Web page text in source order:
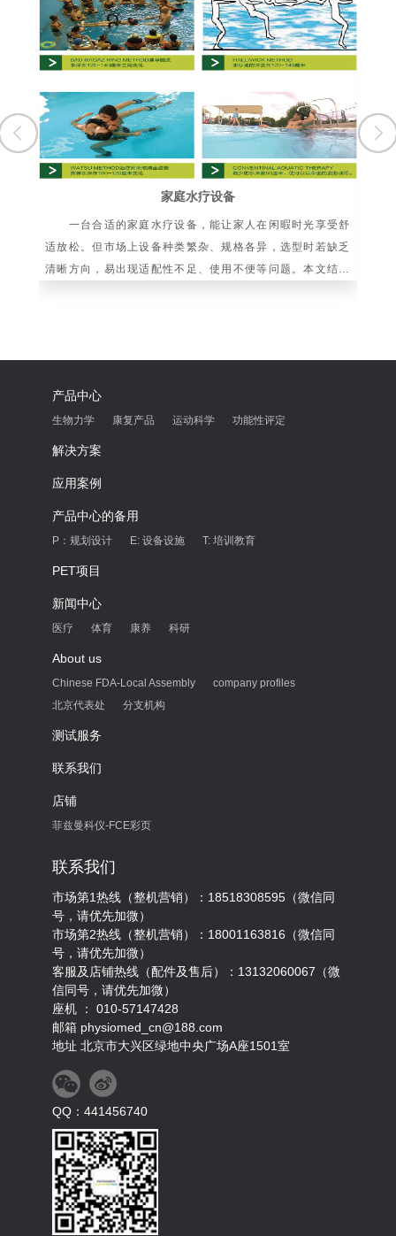
家庭水疗设备
一台合适的家庭水疗设备，能让家人在闲暇时光享受舒
适放松。但市场上设备种类繁杂、规格各异，选型时若缺乏
清晰方向，易出现适配性不足、使用不便等问题。本文结合
产品中心
生物力学 康复产品 运动科学 功能性评定
解决方案
应用案例
产品中心的备用
P：规划设计 E: 设备设施 T: 培训教育
PET项目
新闻中心
医疗 体育 康养 科研
About us
Chinese FDA-Local Assembly
company profiles
北京代表处
分支机构
测试服务
联系我们
店铺
菲兹曼科仪-FCE彩页
联系我们
市场第1热线（整机营销）：18518308595（微信同
号，请优先加微）
市场第2热线（整机营销）：18001163816（微信同
号，请优先加微）
客服及店铺热线（配件及售后）：13132060067（微
信同号，请优先加微）
座机 ： 010-57147428
邮箱 physiomed_cn@188.com
地址 北京市大兴区绿地中央广场A座1501室
QQ：441456740